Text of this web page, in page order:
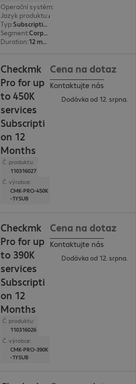
Operační systém:
Jazyk produktu:
Typ:
Subscription
Segment:
Corporate
Duration: 12 month(s)
Checkmk
Pro for up
to 450K
services
Subscripti
on 12
Months
Č. produktu:
110316027
Č. výrobce:
CMK-PRO-450K
-1YSUB
Cena na dotaz
Kontaktujte nás
Dodávka od 12. srpna.
Checkmk
Pro for up
to 390K
services
Subscripti
on 12
Months
Č. produktu:
110316026
Č. výrobce:
CMK-PRO-390K
-1YSUB
Cena na dotaz
Kontaktujte nás
Dodávka od 12. srpna.